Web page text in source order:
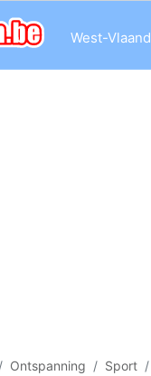
West-
Ontspanning Sport